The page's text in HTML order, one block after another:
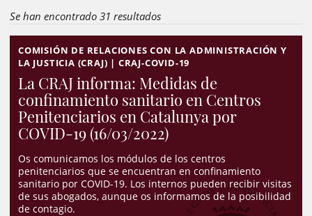
Se han encontrado 31 resultados
COMISIÓN DE RELACIONES CON LA ADMINISTRACIÓN Y
LA JUSTICIA (CRAJ) | CRAJ-COVID-19
La CRAJ informa: Medidas de
confinamiento sanitario en Centros
Penitenciarios en Catalunya por
COVID-19 (16/03/2022)
Os comunicamos los módulos de los centros
penitenciarios que se encuentran en confinamiento
sanitario por COVID-19. Los internos pueden recibir visitas
de sus abogados, aunque os informamos de la posibilidad
de contagio.